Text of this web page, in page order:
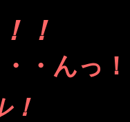
！
・んっ
！